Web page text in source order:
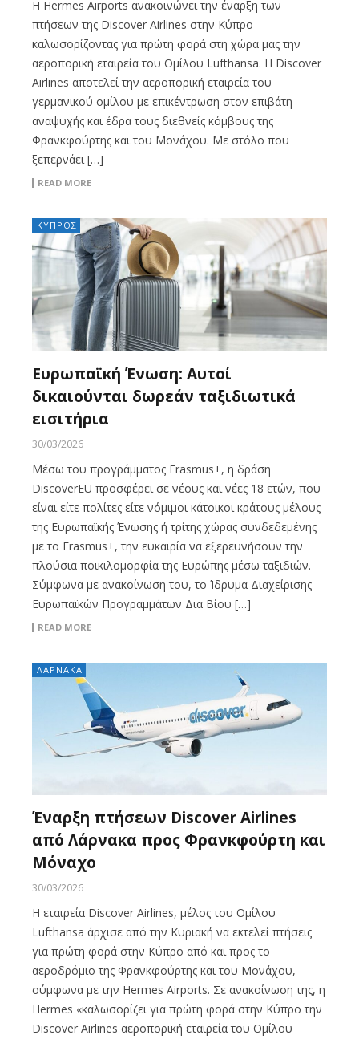
Η Hermes Airports ανακοινώνει την έναρξη των
πτήσεων της Discover Airlines στην Κύπρο
καλωσορίζοντας για πρώτη φορά στη χώρα μας την
αεροπορική εταιρεία του Ομίλου Lufthansa. Η Discover
Airlines αποτελεί την αεροπορική εταιρεία του
γερμανικού ομίλου με επικέντρωση στον επιβάτη
αναψυχής και έδρα τους διεθνείς κόμβους της
Φρανκφούρτης και του Μονάχου. Με στόλο που
ξεπερνάει […]
READ MORE
ΚΥΠΡΟΣ
Ευρωπαϊκή Ένωση: Αυτοί
δικαιούνται δωρεάν ταξιδιωτικά
εισιτήρια
30/03/2026
Μέσω του προγράμματος Erasmus+, η δράση
DiscoverEU προσφέρει σε νέους και νέες 18 ετών, που
είναι είτε πολίτες είτε νόμιμοι κάτοικοι κράτους μέλους
της Ευρωπαϊκής Ένωσης ή τρίτης χώρας συνδεδεμένης
με το Erasmus+, την ευκαιρία να εξερευνήσουν την
πλούσια ποικιλομορφία της Ευρώπης μέσω ταξιδιών.
Σύμφωνα με ανακοίνωση του, το Ίδρυμα Διαχείρισης
Ευρωπαϊκών Προγραμμάτων Δια Βίου […]
READ MORE
ΛΑΡΝΑΚΑ
Έναρξη πτήσεων Discover Airlines
από Λάρνακα προς Φρανκφούρτη και
Μόναχο
30/03/2026
Η εταιρεία Discover Airlines, μέλος του Ομίλου
Lufthansa άρχισε από την Κυριακή να εκτελεί πτήσεις
για πρώτη φορά στην Κύπρο από και προς το
αεροδρόμιο της Φρανκφούρτης και του Μονάχου,
σύμφωνα με την Hermes Airports. Σε ανακοίνωση της, η
Hermes «καλωσορίζει για πρώτη φορά στην Κύπρο την
Discover Airlines αεροπορική εταιρεία του Ομίλου